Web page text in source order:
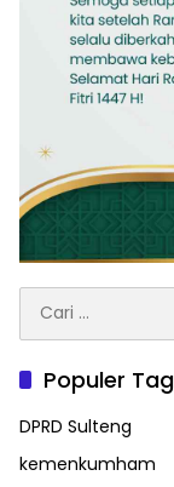
untuk:
Populer Tag
DPRD Sulteng
kemenkumham